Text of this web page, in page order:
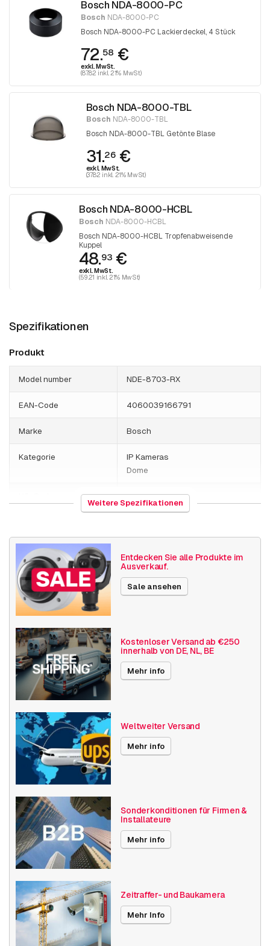
Bosch NDA-8000-PC
Bosch NDA-8000-PC
Bosch NDA-8000-PC Lackierdeckel, 4 Stück
72.58 €
exkl. MwSt.
(87.82 inkl. 21% MwSt)
Bosch NDA-8000-TBL
Bosch NDA-8000-TBL
Bosch NDA-8000-TBL Getönte Blase
31.26€
exkl. MwSt.
(37.82 inkl. 21% MwSt)
Bosch NDA-8000-HCBL
Bosch NDA-8000-HCBL
Bosch NDA-8000-HCBL Tropfenabweisende
Kuppel
48.93 €
exkl. MwSt.
(59.21 inkl. 21% MwSt)
Spezifikationen
Produkt
Model number NDE-8703-RX
EAN-Code 4060039166791
Marke Bosch
Kategorie
IP Kameras
Dome
852589
Gewicht
Größe (lxbxh)
Kamera Eigenschaften
Outdoor Kamera
Basis Funktionalität
Tag- und Nacht-Funktion
Alarmeingänge / -ausgänge
Audio-Unterstützung
RPTZ
Auflösung
Bosch Serien Flexidome 8100i
Power over Ethernet
Maximaler Blickwinkel
Optischer Zoom 1-10x
Videokompression
H264
Veröffentlichungsdatum 06.11.2024
Weitere Spezifikationen
Entdecken Sie alle Produkte im
Ausverkauf.
Sale ansehen
Kostenloser Versand ab €250
innerhalb von DE, NL, BE
Mehr info
Weltweiter Versand
Mehr info
Sonderkonditionen für Firmen &
Installateure
Mehr info
Zeitraffer- und Baukamera
Mehr Info